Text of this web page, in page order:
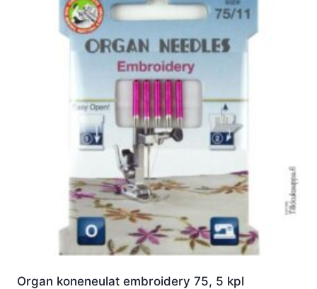
Organ koneneulat embroidery 75, 5 kpl